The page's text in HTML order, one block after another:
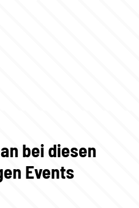
bei diesen
Events